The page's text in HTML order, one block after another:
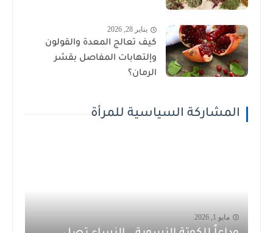
يناير 28, 2026
كيف تعالج المعدة والقولون
وإلتهابات المفاصل بقشر
الرمان؟
المشاركة السياسية للمرأة
مايو 1, 2026